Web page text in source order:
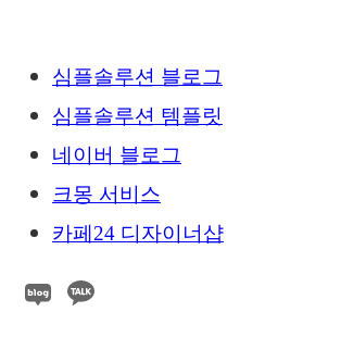
심플솔루션 블로그
심플솔루션 템플릿
네이버 블로그
크몽 서비스
카페24 디자이너샵